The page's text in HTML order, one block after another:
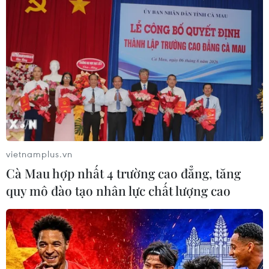
thanh toán chi phí khám chữa bệnh y
Siết giám định, kiểm soát chặt chi
phí khám chữa bệnh bảo hiểm y tế
02/08/2026 10:10
Điều trị hiệu quả ca ung thư phổi
mang đồng thời hai đột biến gen
hiếm gặp
02/08/2026 05:58
Giao chỉ tiêu bao phủ bảo hiểm y tế
vietnamplus.vn
Cà Mau hợp nhất 4 trường cao đẳng, tăng
quy mô đào tạo nhân lực chất lượng cao